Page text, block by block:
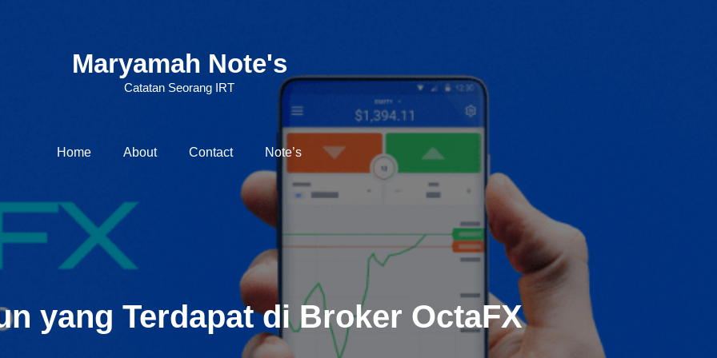
Maryamah Note's
Catatan Seorang IRT
Home About Contact Note’s
yang Terdapat di Broker OctaFX